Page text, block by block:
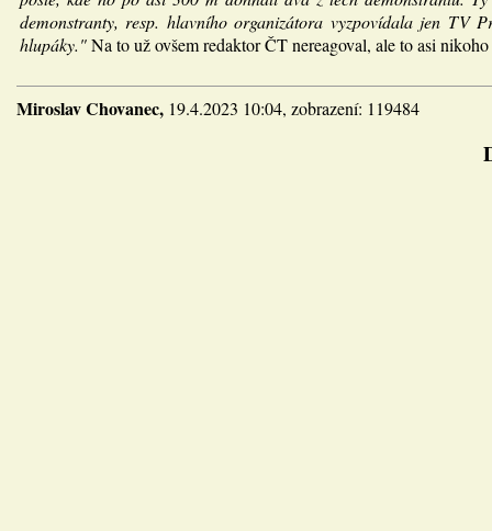
demonstranty, resp. hlavního organizátora vyzpovídala jen
hlupáky."Na to už ovšem redaktor ČT nereagoval, ale to asi
Miroslav Chovanec, 19.4.2023 10:04, zobrazení: 119484